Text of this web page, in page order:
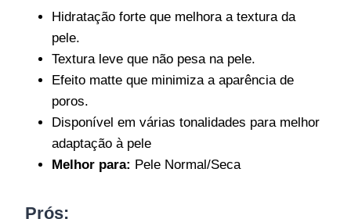
Hidratação forte que melhora a textura da
pele.
Textura leve que não pesa na pele.
Efeito matte que minimiza a aparência de
poros.
Disponível em várias tonalidades para melhor
adaptação à pele
Melhor para: Pele Normal/Seca
Prós: